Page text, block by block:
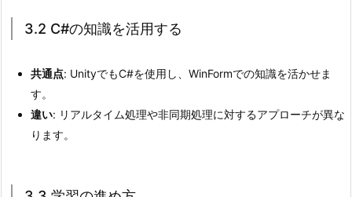
す
3.
3.
3.
3
3.2 C#の知識を活用する
共通点: UnityでもC#を使用し、WinFormでの知識を活かせま
す。
違い: リアルタイム処理や非同期処理に対するアプローチが異な
ります。